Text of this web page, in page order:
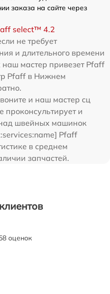
заказа на сайте через
select™ 4.2
не требует
и длительного времени
наш мастер привезет Pfaff
Pfaff в Нижнем
и наш мастер сц
и
над швейных машинок
Pfaff
в среднем
запчастей.
оценок